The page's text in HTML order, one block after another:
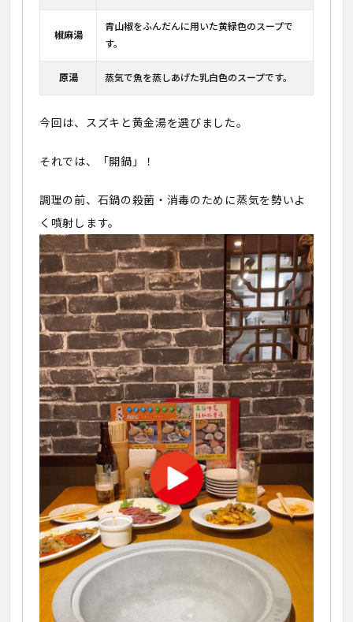
椒麻湯
青山椒をふんだんに用いた黄緑色のスープで
す。
原湯 蒸気で魚を蒸しあげた乳白色のスープです。
今回は、スズキと黄金湯を選びました。
それでは、「開鍋」！
調理の前、石鍋の殺菌・消毒のために蒸気を勢いよ
く噴射します。